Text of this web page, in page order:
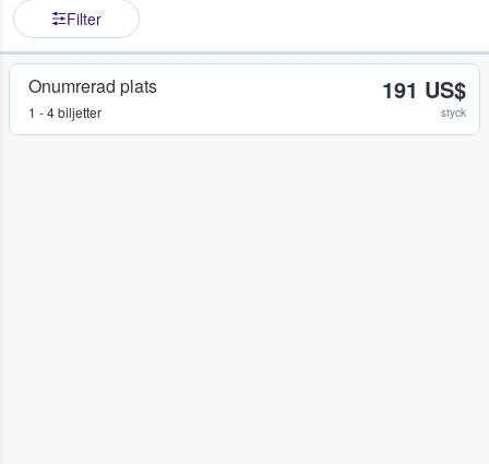
Filter
Onumrerad plats
1 - 4 biljetter
191 US$
styck